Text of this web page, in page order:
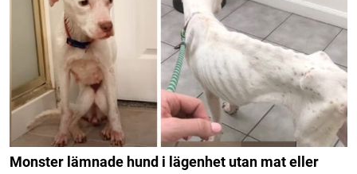
Monster lämnade hund i lägenhet utan mat eller